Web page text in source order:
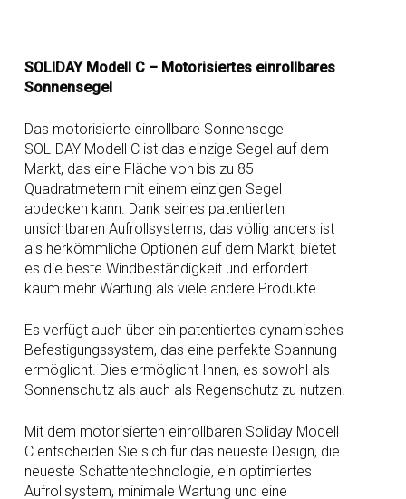
SOLIDAY Modell C – Motorisiertes einrollbares
Sonnensegel
Das motorisierte einrollbare Sonnensegel
SOLIDAY Modell C ist das einzige Segel auf dem
Markt, das eine Fläche von bis zu 85
Quadratmetern mit einem einzigen Segel
abdecken kann. Dank seines patentierten
unsichtbaren Aufrollsystems, das völlig anders ist
als herkömmliche Optionen auf dem Markt, bietet
es die beste Windbeständigkeit und erfordert
kaum mehr Wartung als viele andere Produkte.
Es verfügt auch über ein patentiertes dynamisches
Befestigungssystem, das eine perfekte Spannung
ermöglicht. Dies ermöglicht Ihnen, es sowohl als
Sonnenschutz als auch als Regenschutz zu nutzen.
Mit dem motorisierten einrollbaren Soliday Modell
C entscheiden Sie sich für das neueste Design, die
neueste Schattentechnologie, ein optimiertes
Aufrollsystem, minimale Wartung und eine